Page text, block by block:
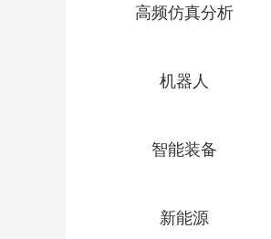
高频仿真分析
机器人
智能装备
新能源